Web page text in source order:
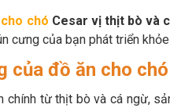
chó Cesar vị thịt bò và
cưng của bạn phát triển
của đồ ăn cho
chính từ thịt bò và cá ngừ,